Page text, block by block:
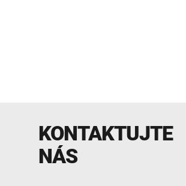
KONTAKTUJTE
NÁS